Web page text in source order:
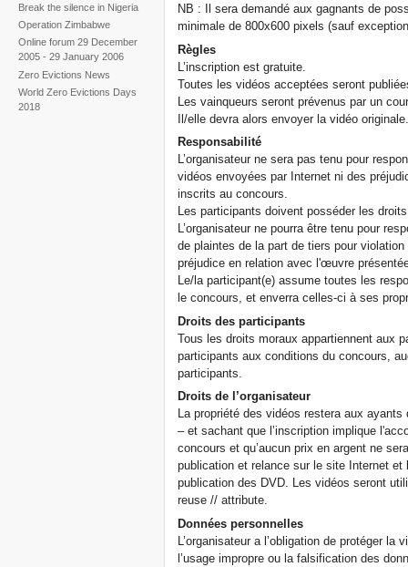
Break the silence in Nigeria
Operation Zimbabwe
Online forum 29 December
2005 - 29 January 2006
Zero Evictions News
World Zero Evictions Days
2018
NB : Il sera demandé aux gagnants de
minimale de 800x600 pixels (sauf
Règles
L’inscription est gratuite.
Toutes les vidéos acceptées seront
Les vainqueurs seront prévenus par un
Il/elle devra alors envoyer la vidéo
Responsabilité
L’organisateur ne sera pas tenu pour
vidéos envoyées par Internet ni des
inscrits au concours.
Les participants doivent posséder les
L’organisateur ne pourra être tenu pour
de plaintes de la part de tiers pour
préjudice en relation avec l'œuvre
Le/la participant(e) assume toutes les
le concours, et enverra celles-ci à ses
Droits des participants
Tous les droits moraux appartiennent aux
participants aux conditions du concours,
participants.
Droits de l’organisateur
La propriété des vidéos restera aux
– et sachant que l’inscription implique
concours et qu’aucun prix en argent ne
publication et relance sur le site Internet
publication des DVD. Les vidéos seront
reuse // attribute.
Données personnelles
L’organisateur a l’obligation de protéger
l’usage impropre ou la falsification des